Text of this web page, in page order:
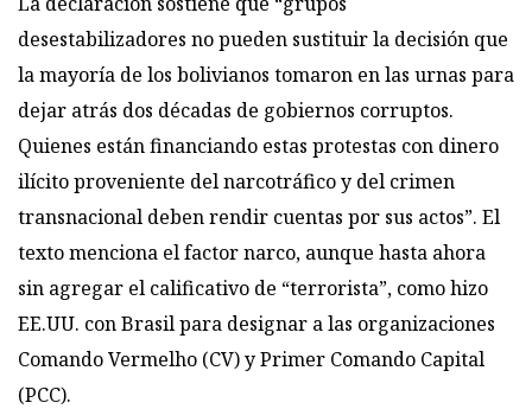
desestabilizadores no pueden sustituir la decisión que
la mayoría de los bolivianos tomaron en las urnas para
dejar atrás dos décadas de gobiernos corruptos.
Quienes están financiando estas protestas con dinero
ilícito proveniente del narcotráfico y del crimen
transnacional deben rendir cuentas por sus actos”. El
texto menciona el factor narco, aunque hasta ahora
sin agregar el calificativo de “terrorista”, como hizo
EE.UU. con Brasil para designar a las organizaciones
Comando Vermelho (CV) y Primer Comando Capital
(PCC).